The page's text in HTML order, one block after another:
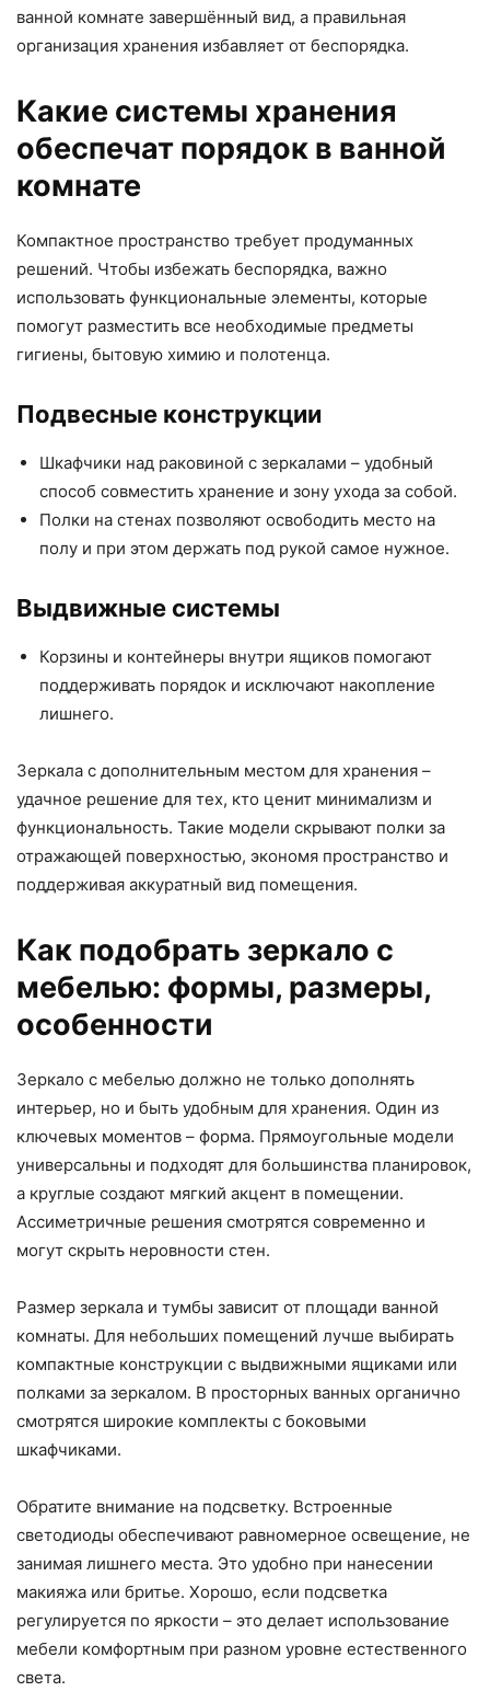
ванной комнате завершённый вид, а правильная
организация хранения избавляет от беспорядка.
Какие системы хранения
обеспечат порядок в ванной
комнате
Компактное пространство требует продуманных
решений. Чтобы избежать беспорядка, важно
использовать функциональные элементы, которые
помогут разместить все необходимые предметы
гигиены, бытовую химию и полотенца.
Подвесные конструкции
Шкафчики над раковиной с зеркалами – удобный
способ совместить хранение и зону ухода за собой.
Полки на стенах позволяют освободить место на
полу и при этом держать под рукой самое нужное.
Выдвижные системы
Корзины и контейнеры внутри ящиков помогают
поддерживать порядок и исключают накопление
лишнего.
Зеркала с дополнительным местом для хранения –
удачное решение для тех, кто ценит минимализм и
функциональность. Такие модели скрывают полки за
отражающей поверхностью, экономя пространство и
поддерживая аккуратный вид помещения.
Как подобрать зеркало с
мебелью: формы, размеры,
особенности
Зеркало с мебелью должно не только дополнять
интерьер, но и быть удобным для хранения. Один из
ключевых моментов – форма. Прямоугольные модели
универсальны и подходят для большинства планировок,
а круглые создают мягкий акцент в помещении.
Ассиметричные решения смотрятся современно и
могут скрыть неровности стен.
Размер зеркала и тумбы зависит от площади ванной
комнаты. Для небольших помещений лучше выбирать
компактные конструкции с выдвижными ящиками или
полками за зеркалом. В просторных ванных органично
смотрятся широкие комплекты с боковыми
шкафчиками.
Обратите внимание на подсветку. Встроенные
светодиоды обеспечивают равномерное освещение, не
занимая лишнего места. Это удобно при нанесении
макияжа или бритье. Хорошо, если подсветка
регулируется по яркости – это делает использование
мебели комфортным при разном уровне естественного
света.